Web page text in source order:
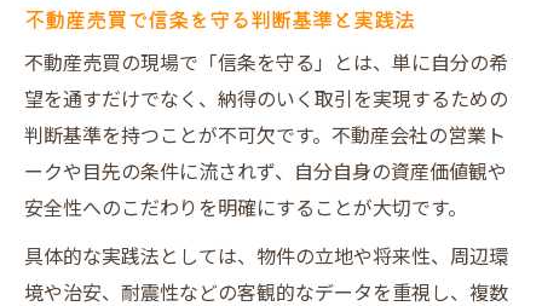
夫
理想の住まいを実現するための判断基準とは
不動産売買で理想の住まいを叶える基準を
解説
信条を反映した不動産売買の選択ポイント
住みやすさと資産価値を両立する不動産売
買術
不動産売買で後悔しない物件選びの基準と
不動産売買で信条を守る判断基準と実践法
不動産売買の現場で「信条を守る」とは、単に自分の希
望を通すだけでなく、納得のいく取引を実現するための
判断基準を持つことが不可欠です。不動産会社の営業ト
ークや目先の条件に流されず、自分自身の資産価値観や
安全性へのこだわりを明確にすることが大切です。
具体的な実践法としては、物件の立地や将来性、周辺環
境や治安、耐震性などの客観的なデータを重視し、複数